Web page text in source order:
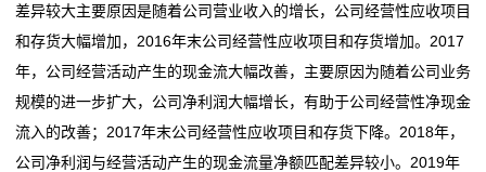
差异较大主要原因是随着公司营业收入的增长，公司经营性应收项目
和存货大幅增加，2016年末公司经营性应收项目和存货增加。2017
年，公司经营活动产生的现金流大幅改善，主要原因为随着公司业务
规模的进一步扩大，公司净利润大幅增长，有助于公司经营性净现金
流入的改善；2017年末公司经营性应收项目和存货下降。2018年，
公司净利润与经营活动产生的现金流量净额匹配差异较小。2019年